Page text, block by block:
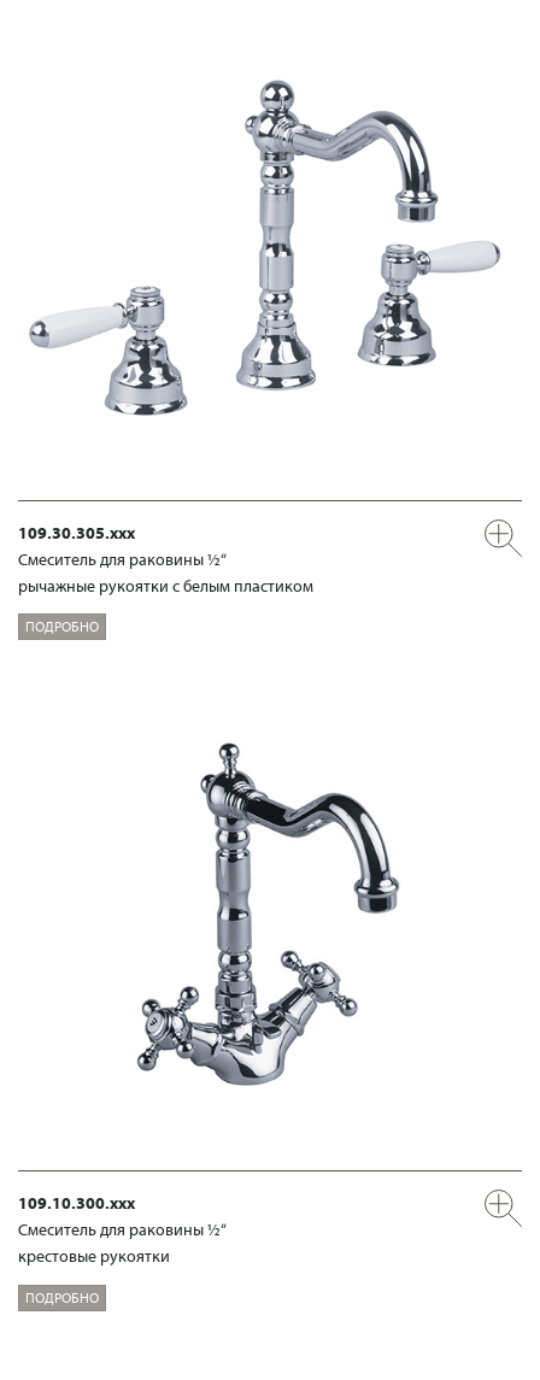
109.30.305.xxx
Смеситель для раковины ½“
рычажные рукоятки с белым пластиком
ПОДРОБНО
109.10.300.xxx
Смеситель для раковины ½“
крестовые рукоятки
ПОДРОБНО